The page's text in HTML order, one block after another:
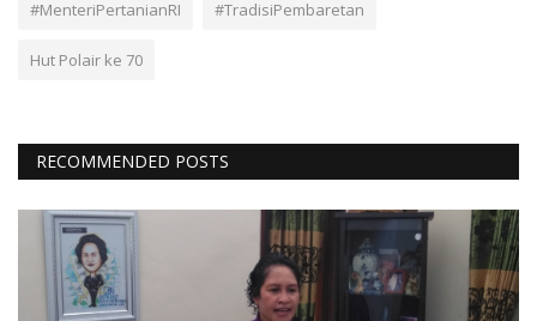
#MenteriPertanianRI #TradisiPembaretan
Hut Polair ke 70
RECOMMENDED POSTS